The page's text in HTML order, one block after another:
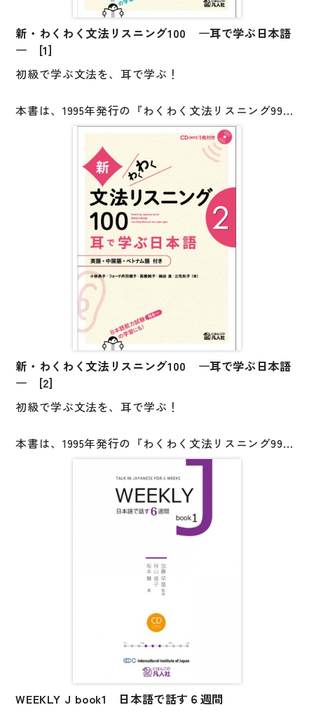
アカデミック作文の入門としても適しています。
学習者の協働活動の部分をオンライン授業で行うのも
新・わくわく文法リスニング100 ―耳で学ぶ日本語
― [1]
初級で学ぶ文法を、耳で学ぶ！
本書は、1995年発行の『わくわく文法リスニング99』
の改訂版です。
短い文や会話を、特に文法に注意して聞き、発話の意
味を正確に理解するタイプの教材です。
（ねらい１）文法の規則とその意味に自分で気づき理
（ねらい２）日常生活でよく使われる短い会話を自然
な発話速度で聞いて、慣れる
「一つ一つの文の意味を考えて答えていくうちに、そ
の文法の意味がわかってくるでしょう。
そうすると、よく聞けるようになります。良く聞ける
ようになると、さらに文法がよくわかってきます。」
（本書「はじめに」より）
【対象レベル】
[1巻]（第1課～第50課）・・・初級前半［N5・N4レベ
ル］
[2巻]（第51課～第100課）・・・初級後半［N4～レベ
新しく学習する文法項目が含まれている文を聞きなが
ら、その文の理解を深めることができます。
そして、さまざまな場面での日本語の使い方が学べま
・初級の学習が終わった人
自然な発話速度の日本語に慣れる練習になります。ま
た、初級文法の復習ができます。
会話に注目すれば、話す力を伸ばす練習にもなるでし
ょう。
新・わくわく文法リスニング100 ―耳で学ぶ日本語
― [2]
初級で学ぶ文法を、耳で学ぶ！
本書は、1995年発行の『わくわく文法リスニング99』
の改訂版です。
短い文や会話を、特に文法に注意して聞き、発話の意
味を正確に理解するタイプの教材です。
（ねらい２）日常生活でよく使われる短い会話を自然
「一つ一つの文の意味を考えて答えていくうちに、そ
の文法の意味がわかってくるでしょう。
そうすると、よく聞けるようになります。良く聞ける
ようになると、さらに文法がよくわかってきます。」
WEEKLY J book1 日本語で話す６週間